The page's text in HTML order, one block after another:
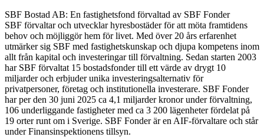
SBF Bostad AB: En fastighetsfond förvaltad av SBF Fonder
SBF förvaltar och utvecklar hyresbostäder för att möta framtidens
behov och möjliggör hem för livet. Med över 20 års erfarenhet
utmärker sig SBF med fastighetskunskap och djupa kompetens inom
allt från kapital och investeringar till förvaltning. Sedan starten 2003
har SBF förvaltat 15 bostadsfonder till ett värde av drygt 10
miljarder och erbjuder unika investeringsalternativ för
privatpersoner, företag och institutionella investerare. SBF Fonder
har per den 30 juni 2025 ca 4,1 miljarder kronor under förvaltning,
106 underliggande fastigheter med ca 3 200 lägenheter fördelat på
19 orter runt om i Sverige. SBF Fonder är en AIF-förvaltare och står
under Finansinspektionens tillsyn.